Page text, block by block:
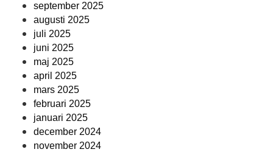
september 2025
augusti 2025
juli 2025
juni 2025
maj 2025
april 2025
mars 2025
februari 2025
januari 2025
december 2024
november 2024